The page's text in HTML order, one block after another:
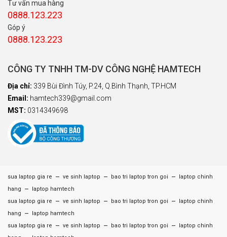
Tư vấn mua hàng
0888.123.223
Góp ý
0888.123.223
CÔNG TY TNHH TM-DV CÔNG NGHỆ HAMTECH
Địa chỉ: 339 Bùi Đình Túy, P.24, Q.Bình Thạnh, TP.HCM
Email: hamtech339@gmail.com
MST: 0314349698
sua laptop gia re – ve sinh laptop – bao tri laptop tron goi –
laptop chinh
hang
–
laptop hamtech
sua laptop gia re
– ve sinh laptop – bao tri laptop tron goi –
laptop chinh
hang
–
laptop hamtech
sua laptop gia re
– ve sinh laptop – bao tri laptop tron goi –
laptop chinh